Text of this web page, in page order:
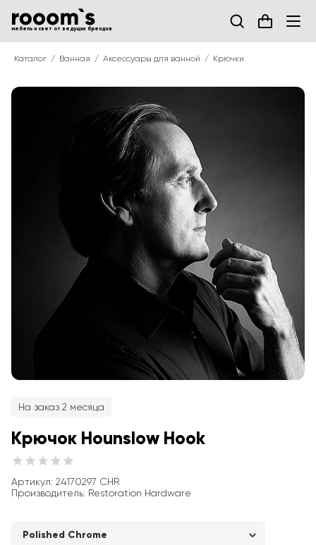
мебель и свет от ведущих брендов
Каталог Ванная Аксессуары для ванной Крючки
На заказ 2 месяца
Крючок Hounslow Hook
Артикул: 24170297 CHR
Производитель: Restoration Hardware
Polished Chrome